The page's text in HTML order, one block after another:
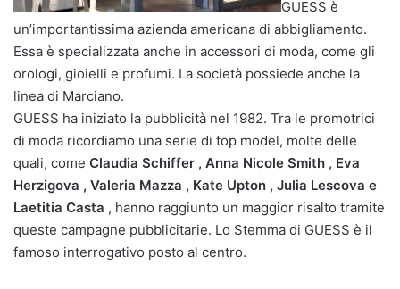
GUESS è
un’importantissima azienda americana di abbigliamento.
Essa è specializzata anche in accessori di moda, come gli
orologi, gioielli e profumi. La società possiede anche la
linea di Marciano.
GUESS ha iniziato la pubblicità nel 1982. Tra le promotrici
di moda ricordiamo una serie di top model, molte delle
quali, come Claudia Schiffer , Anna Nicole Smith , Eva
Herzigova , Valeria Mazza , Kate Upton , Julia Lescova e
Laetitia Casta , hanno raggiunto un maggior risalto tramite
queste campagne pubblicitarie. Lo Stemma di GUESS è il
famoso interrogativo posto al centro.